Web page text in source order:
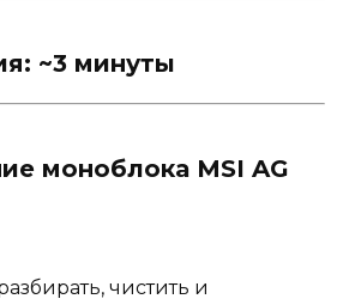
~3 минуты
моноблока MSI AG
чистить и